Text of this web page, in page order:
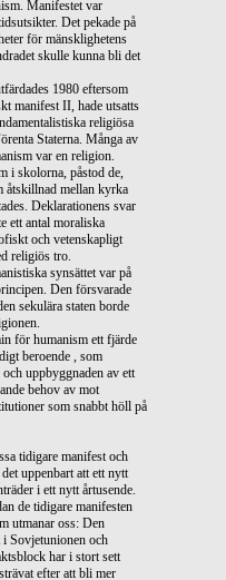
Manifestet var
Det pekade på
för mänsklighetens
skulle kunna bli det
1980 eftersom
manifest II, hade utsatts
religiösa
Staterna. Många av
var en religion.
i skolorna, påstod de,
åtskillnad mellan kyrka
Deklarationens svar
ett antal moraliska
och vetenskapligt
religiös tro.
synsättet var på
Den försvarade
sekulära staten borde
för humanism ett fjärde
beroende , som
uppbyggnaden av ett
behov av mot
som snabbt höll på
tidigare manifest och
uppenbart att ett nytt
i ett nytt årtusende.
de tidigare manifesten
utmanar oss: Den
Sovjetunionen och
har i stort sett
efter att bli mer